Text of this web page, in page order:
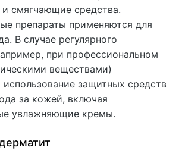
и смягчающие средства.
препараты применяются для
В случае регулярного
при профессиональном
веществами)
использование защитных средств
за кожей, включая
увлажняющие кремы.